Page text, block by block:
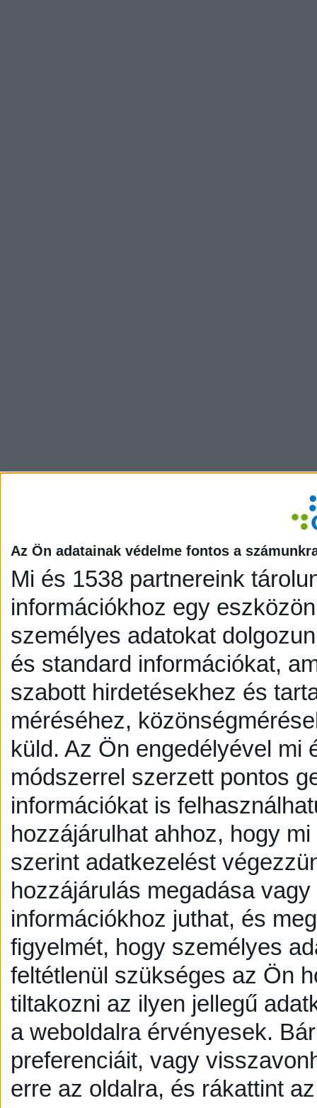
Az Ön adatainak védelme fontos a
Mi és 1538 partnereink
információkhoz egy
személyes adatokat
és standard információkat,
szabott hirdetésekhez és
méréséhez,
küld. Az Ön engedélyével mi
módszerrel szerzett pontos
információkat is
hozzájárulhat ahhoz, hogy
szerint adatkezelést
hozzájárulás megadása
információkhoz juthat, és
figyelmét, hogy személyes
feltétlenül szükséges az Ön
tiltakozni az ilyen jellegű
a weboldalra érvényesek.
preferenciáit, vagy
erre az oldalra, és rákattint